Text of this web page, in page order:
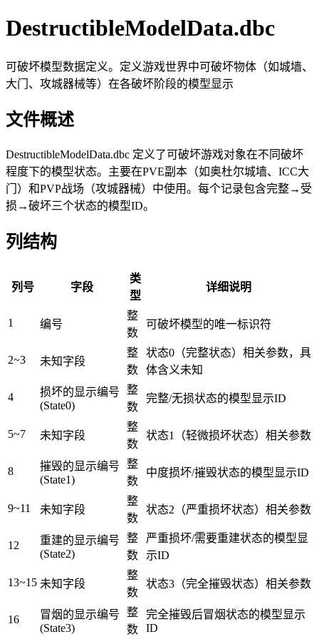
DestructibleModelData.dbc
可破坏模型数据定义。定义游戏世界中可破坏物体（如城墙、
大门、攻城器械等）在各破坏阶段的模型显示
文件概述
DestructibleModelData.dbc 定义了可破坏游戏对象在不同破坏
程度下的模型状态。主要在PVE副本（如奥杜尔城墙、ICC大
门）和PVP战场（攻城器械）中使用。每个记录包含完整→受
损→破坏三个状态的模型ID。
列结构
列号 字段
类
型
详细说明
1 编号
整
数
可破坏模型的唯一标识符
2~3 未知字段
整
数
状态0（完整状态）相关参数，具
体含义未知
4
损坏的显示编号
(State0)
整
数
完整/无损状态的模型显示ID
5~7 未知字段
整
数
状态1（轻微损坏状态）相关参数
8
摧毁的显示编号
(State1)
整
数
中度损坏/摧毁状态的模型显示ID
9~11 未知字段
整
数
状态2（严重损坏状态）相关参数
12
重建的显示编号
(State2)
整
数
严重损坏/需要重建状态的模型显
示ID
13~15 未知字段
整
数
状态3（完全摧毁状态）相关参数
16
冒烟的显示编号
(State3)
整
数
完全摧毁后冒烟状态的模型显示
ID